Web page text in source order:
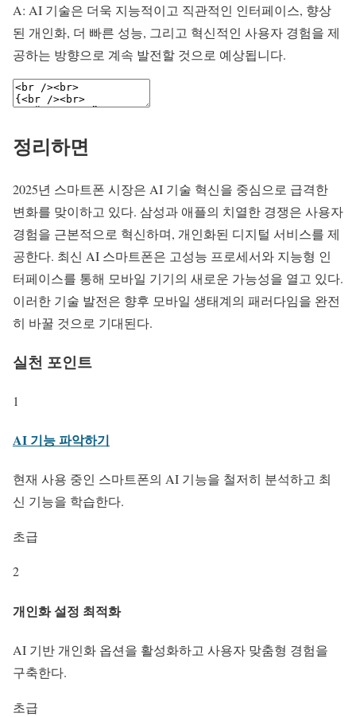
A: AI 기술은 더욱 지능적이고 직관적인 인터페이스, 향상
된 개인화, 더 빠른 성능, 그리고 혁신적인 사용자 경험을 제
공하는 방향으로 계속 발전할 것으로 예상됩니다.
정리하면
2025년 스마트폰 시장은 AI 기술 혁신을 중심으로 급격한
변화를 맞이하고 있다. 삼성과 애플의 치열한 경쟁은 사용자
경험을 근본적으로 혁신하며, 개인화된 디지털 서비스를 제
공한다. 최신 AI 스마트폰은 고성능 프로세서와 지능형 인
터페이스를 통해 모바일 기기의 새로운 가능성을 열고 있다.
이러한 기술 발전은 향후 모바일 생태계의 패러다임을 완전
히 바꿀 것으로 기대된다.
실천 포인트
1
AI 기능 파악하기
현재 사용 중인 스마트폰의 AI 기능을 철저히 분석하고 최
신 기능을 학습한다.
초급
2
개인화 설정 최적화
AI 기반 개인화 옵션을 활성화하고 사용자 맞춤형 경험을
구축한다.
초급